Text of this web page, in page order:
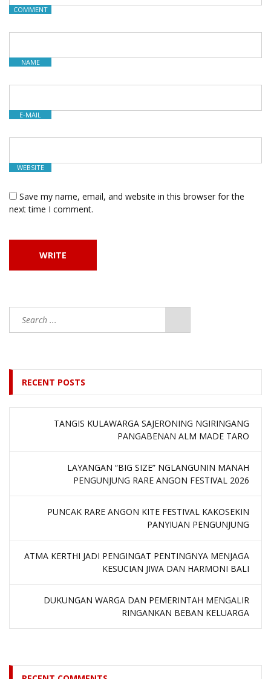
COMMENT
NAME
E-MAIL
WEBSITE
Save my name, email, and website in this browser for the
next time I comment.
RECENT POSTS
TANGIS KULAWARGA SAJERONING NGIRINGANG
PANGABENAN ALM MADE TARO
LAYANGAN “BIG SIZE” NGLANGUNIN MANAH
PENGUNJUNG RARE ANGON FESTIVAL 2026
PUNCAK RARE ANGON KITE FESTIVAL KAKOSEKIN
PANYIUAN PENGUNJUNG
ATMA KERTHI JADI PENGINGAT PENTINGNYA MENJAGA
KESUCIAN JIWA DAN HARMONI BALI
DUKUNGAN WARGA DAN PEMERINTAH MENGALIR
RINGANKAN BEBAN KELUARGA